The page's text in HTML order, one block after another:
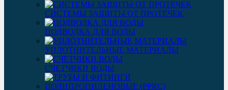
СИСТЕМЫ ЗАЩИТЫ ОТ ПРОТЕЧЕК
ПОДВОДКА ДЛЯ ВОДЫ
УПЛОТНИТЕЛЬНЫЕ МАТЕРИАЛЫ
СЧЕТЧИКИ ВОДЫ